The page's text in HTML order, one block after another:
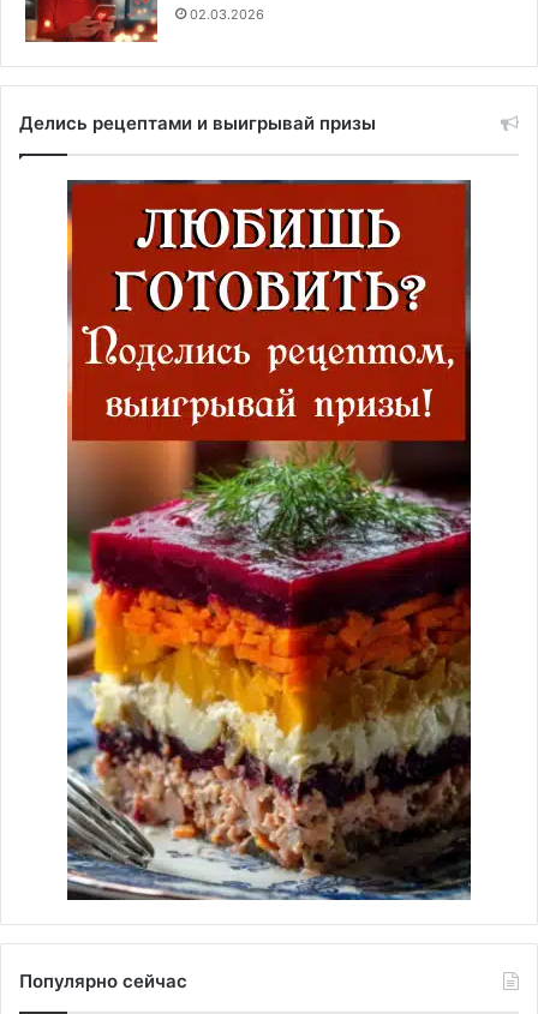
02.03.2026
Делись рецептами и выигрывай призы
Популярно сейчас